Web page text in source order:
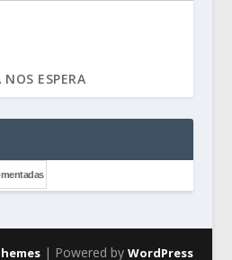
ESPERA
| Powered by WordPress